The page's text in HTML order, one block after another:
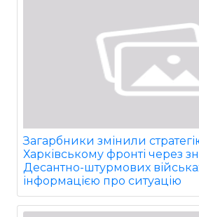
Загарбники змінили
Харківському фронті через
Десантно-штурмових
інформацією про ситуацію